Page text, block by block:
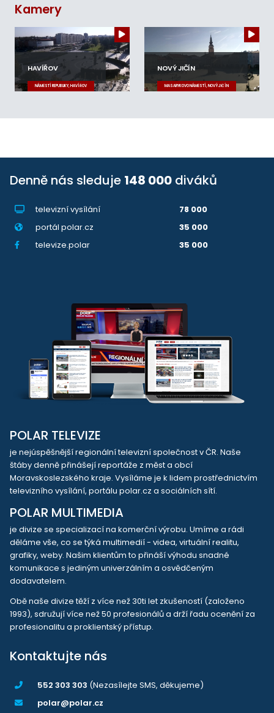
Kamery
HAVÍŘOV
NÁMĚSTÍ REPUBLIKY, HAVÍŘOV
NOVÝ JIČÍN
MASARYKOVO NÁMĚSTÍ, NOVÝ JIČÍN
Denně nás sleduje 148 000 diváků
televizní vysílání
78 000
portál polar.cz
35 000
televize.polar
35 000
POLAR TELEVIZE
je nejúspěšnější regionální televizní společnost v ČR. Naše
štáby denně přinášejí reportáže z měst a obcí
Moravskoslezského kraje. Vysíláme je k lidem prostřednictvím
televizního vysílání, portálu polar.cz a sociálních sítí.
POLAR MULTIMEDIA
je divize se specializací na komerční výrobu. Umíme a rádi
děláme vše, co se týká multimedií - videa, virtuální realitu,
grafiky, weby. Našim klientům to přináší výhodu snadné
komunikace s jediným univerzálním a osvědčeným
dodavatelem.
Obě naše divize těží z více než 30ti let zkušeností (založeno
1993), sdružují více než 50 profesionálů a drží řadu ocenění za
profesionalitu a proklientský přístup.
Kontaktujte nás
552 303 303 (Nezasílejte SMS, děkujeme)
polar@polar.cz